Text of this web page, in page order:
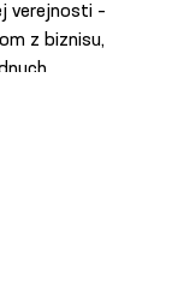
verejnosti –
z biznisu,